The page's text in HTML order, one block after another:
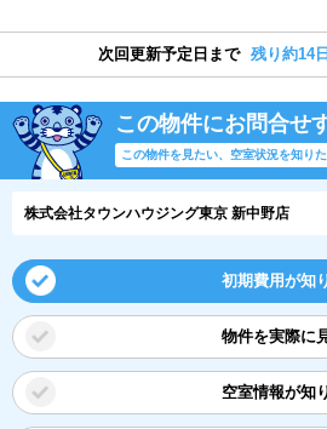
次回更新予定日まで 残り約14
この物件にお問合せ
この物件を見たい、空室状況を知り
株式会社タウンハウジング東京 新中野店
初期費用が知
物件を実際に
空室情報が知